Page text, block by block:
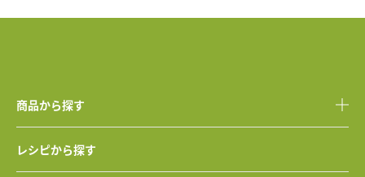
商品から探す
レシピから探す